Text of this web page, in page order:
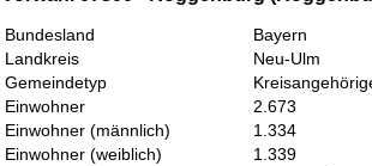
Bundesland
Bayern
Landkreis
Neu-Ulm
Gemeindetyp
Einwohner
2.673
Einwohner (männlich)
1.334
Einwohner (weiblich)
1.339